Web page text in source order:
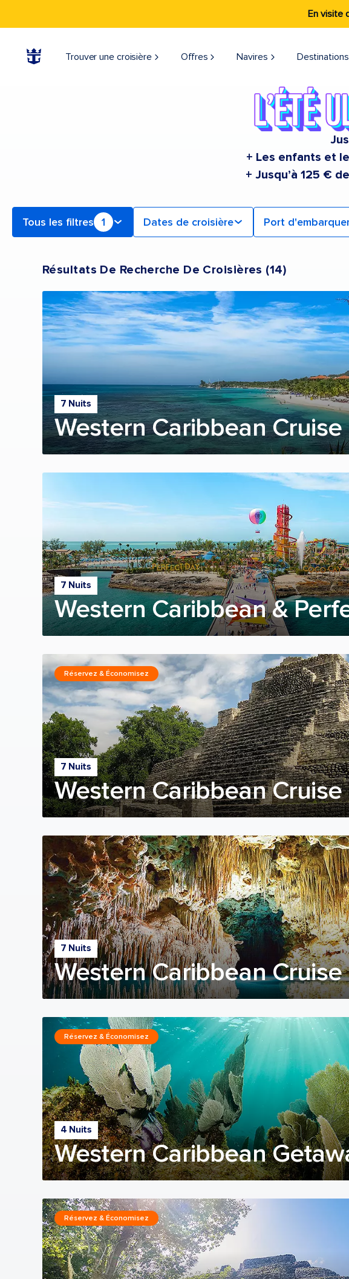
En visite
Trouver une croisière Offres Navires Destinations
+ Les enfants et
+ Jusqu’à 125 €
Tous les filtres 1 Dates de croisière Port
Résultats De Recherche De Croisières (14)
7 Nuits
Western Caribbean Cruise
7 Nuits
Western Caribbean &
7 Nuits
Western Caribbean Cruise
Réservez & Économisez
7 Nuits
Western Caribbean Cruise
4 Nuits
Western Caribbean
Réservez & Économisez
Réservez & Économisez